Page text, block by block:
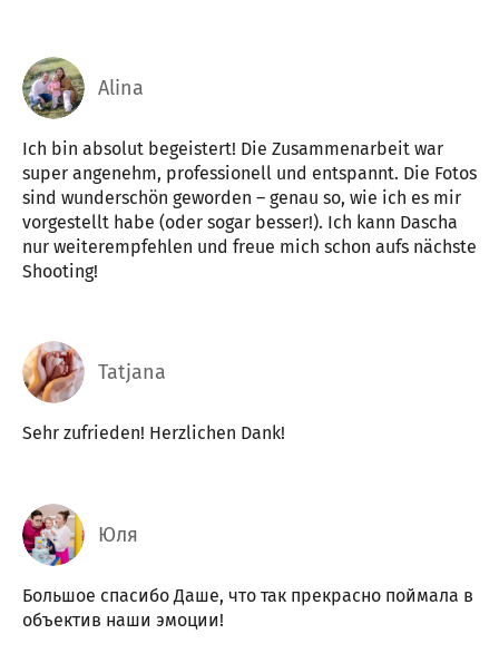
Alina
Ich bin absolut begeistert! Die Zusammenarbeit war
super angenehm, professionell und entspannt. Die Fotos
sind wunderschön geworden – genau so, wie ich es mir
vorgestellt habe (oder sogar besser!). Ich kann Dascha
nur weiterempfehlen und freue mich schon aufs nächste
Shooting!
Tatjana
Sehr zufrieden! Herzlichen Dank!
Юля
Большое спасибо Даше, что так прекрасно поймала в
объектив наши эмоции!